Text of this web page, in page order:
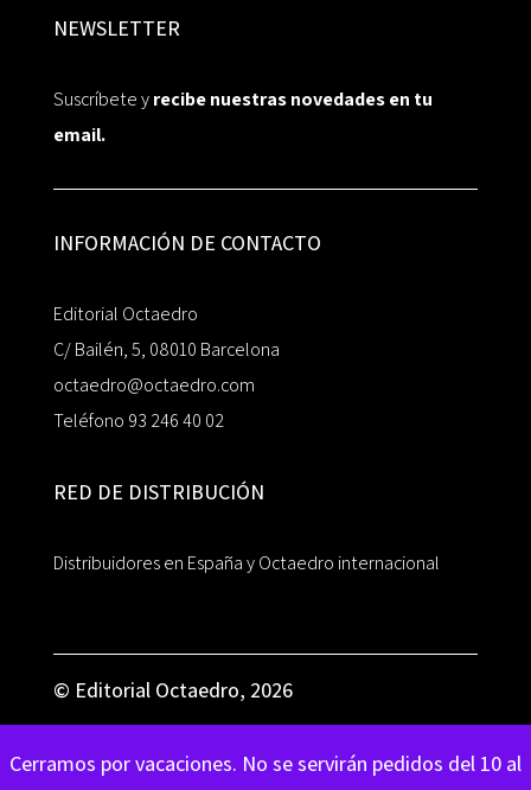
Cerramos por vacaciones. No se servirán pedidos del 10 al
NEWSLETTER
Suscríbete yrecibe nuestras novedades en tu
email.
INFORMACIÓN DE CONTACTO
Editorial Octaedro
C/ Bailén, 5, 08010 Barcelona
octaedro@octaedro.com
Teléfono 93 246 40 02
RED DE DISTRIBUCIÓN
Distribuidores en España y Octaedro internacional
© Editorial Octaedro, 2026